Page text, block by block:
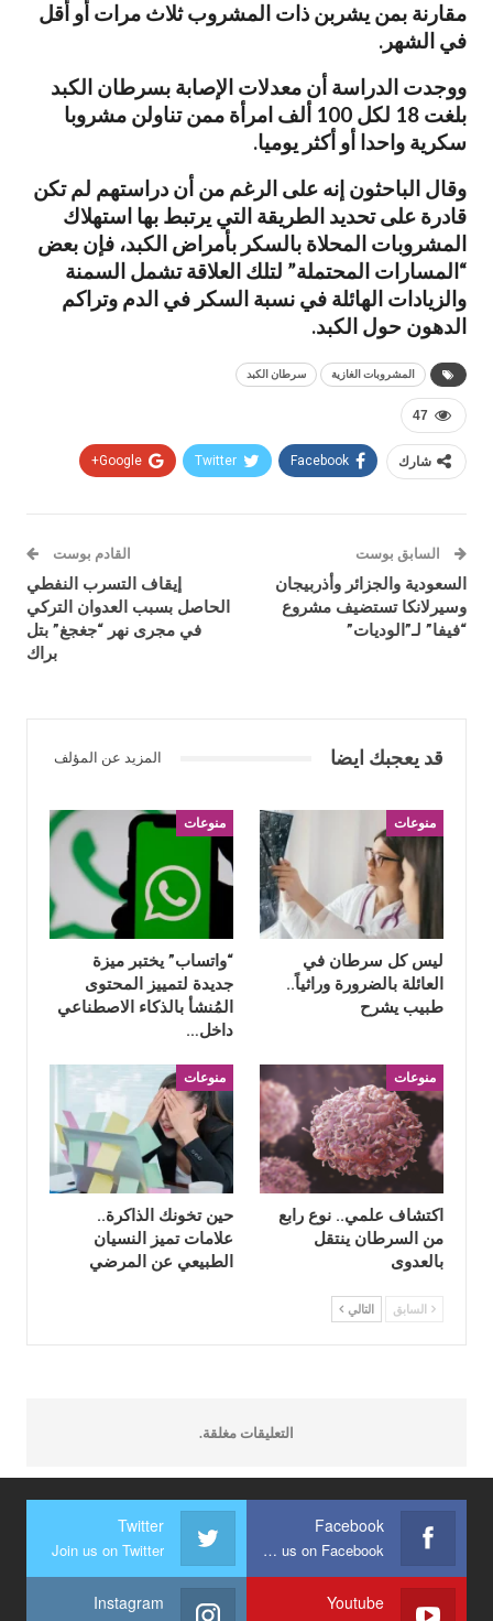
مقارنة بمن يشربن ذات المشروب ثلاث مرات أو أقل
في الشهر.
ووجدت الدراسة أن معدلات الإصابة بسرطان الكبد
بلغت 18 لكل 100 ألف امرأة ممن تناولن مشروبا
سكرية واحدا أو أكثر يوميا.
وقال الباحثون إنه على الرغم من أن دراستهم لم تكن
قادرة على تحديد الطريقة التي يرتبط بها استهلاك
المشروبات المحلاة بالسكر بأمراض الكبد، فإن بعض
“المسارات المحتملة” لتلك العلاقة تشمل السمنة
والزيادات الهائلة في نسبة السكر في الدم وتراكم
الدهون حول الكبد.
المشروبات الغازية سرطان الكبد
47
شارك Facebook
Twitter
Google+
السابق بوست
السعودية والجزائر وأذربيجان
وسيرلانكا تستضيف مشروع
“فيفا” لـ”الوديات”
القادم بوست
إيقاف التسرب النفطي
الحاصل بسبب العدوان التركي
في مجرى نهر “جغجغ” بتل
براك
قد يعجبك ايضا المزيد عن المؤلف
منوعات
ليس كل سرطان في
العائلة بالضرورة وراثياً..
طبيب يشرح
منوعات
“واتساب” يختبر ميزة
جديدة لتمييز المحتوى
المُنشأ بالذكاء الاصطناعي
داخل…
منوعات
اكتشاف علمي.. نوع رابع
من السرطان ينتقل
بالعدوى
منوعات
حين تخونك الذاكرة..
علامات تميز النسيان
الطبيعي عن المرضي
السابق التالي
التعليقات مغلقة.
Facebook
Join us on Facebook
Twitter
Join us on Twitter
Youtube
Instagram